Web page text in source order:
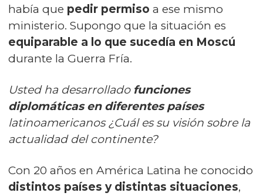
había que pedir permiso a ese mismo
ministerio. Supongo que la situación es
equiparable a lo que sucedía en Moscú
durante la Guerra Fría.
Usted ha desarrollado funciones
diplomáticas en diferentes países
latinoamericanos ¿Cuál es su visión sobre la
actualidad del continente?
Con 20 años en América Latina he conocido
distintos países y distintas situaciones,